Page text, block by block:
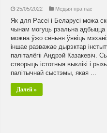
25/05/2022 Медыя пра нас
Як для Расеі і Беларусі можа
чынам могуць рэальна адбыцца
можна ўжо сёньня ўявіць
іншае разважае дырэктар
паліталёгіі Андрэй Казакевіч.
створыць істотныя выклікі і
палітычнай сыстэмы, якая ...
Далей »